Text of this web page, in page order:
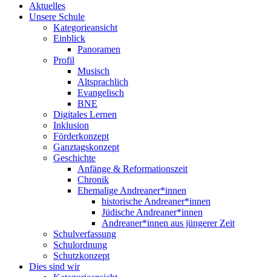
Aktuelles
Unsere Schule
Kategorieansicht
Einblick
Panoramen
Profil
Musisch
Altsprachlich
Evangelisch
BNE
Digitales Lernen
Inklusion
Förderkonzept
Ganztagskonzept
Geschichte
Anfänge & Reformationszeit
Chronik
Ehemalige Andreaner*innen
historische Andreaner*innen
Jüdische Andreaner*innen
Andreaner*innen aus jüngerer Zeit
Schulverfassung
Schulordnung
Schutzkonzept
Dies sind wir